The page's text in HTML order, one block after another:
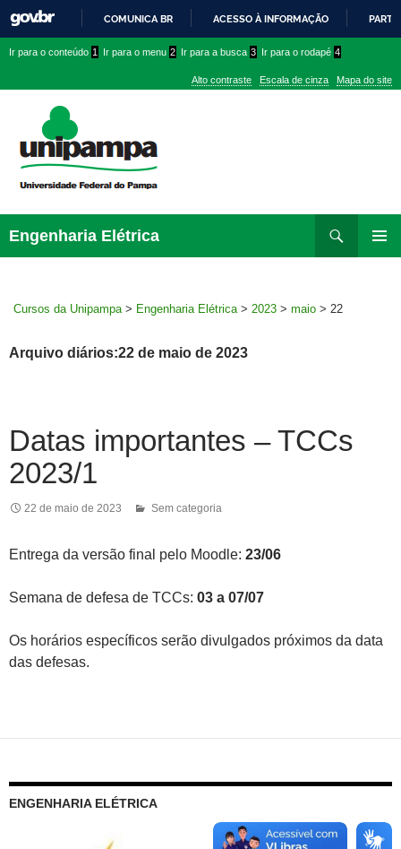
PARA
CONTEÚDO
COMUNICA BR ACESSO À INFORMAÇÃO
conteúdo
menu
superior
menu
Ir para o conteúdo 1 Ir para o menu 2 Ir para a busca 3 Ir para o rodapé 4
Alto contraste Escala de cinza Mapa do site
Engenharia Elétrica
para
Cursos da Unipampa > Engenharia Elétrica > 2023 > maio > 22
Arquivo diários:22 de maio de 2023
Datas importantes – TCCs
2023/1
22 de maio de 2023 Sem categoria
Entrega da versão final pelo Moodle: 23/06
Semana de defesa de TCCs: 03 a 07/07
Os horários específicos serão divulgados próximos da data
das defesas.
ENGENHARIA ELÉTRICA